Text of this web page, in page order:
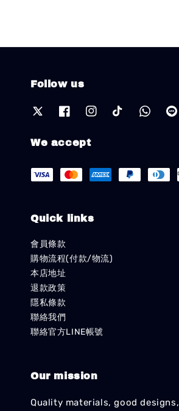
Follow us
We accept
Quick links
會員條款
購物流程(付款/物流)
本店地址
退款政策
隱私條款
聯絡我們
聯絡官方LINE帳號
Our mission
Quality materials, good designs,